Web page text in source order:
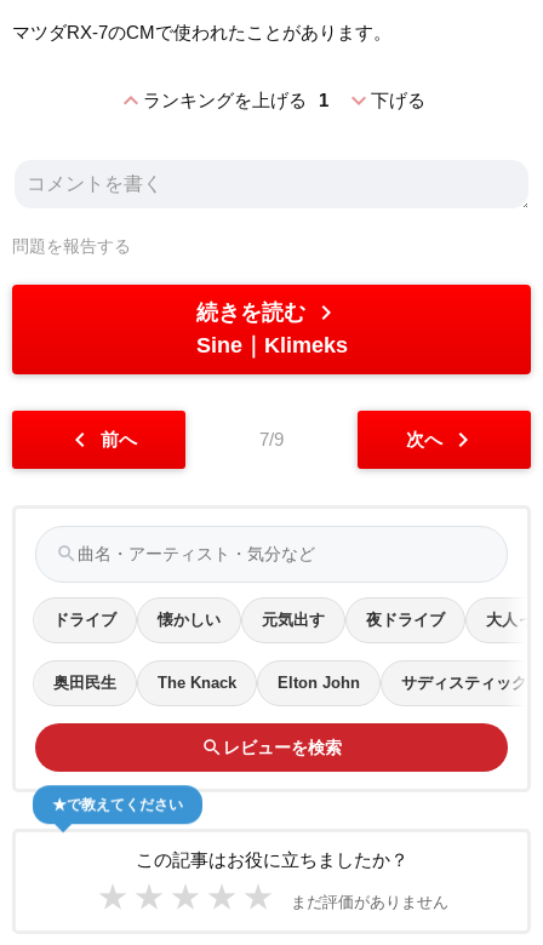
マツダRX-7のCMで使われたことがあります。
expand_lessランキングを上げる 1 expand_more下げる
問題を報告する
続きを読む chevron_right
Sine Klimeks
chevron_left 前へ 7/9 次へ chevron_right
search
ドライブ 懐かしい 元気出す 夜ドライブ 大人っ
奥田民生 The Knack Elton John サディスティック
search レビューを検索
この記事はお役に立ちましたか？
★ ★ ★ ★ ★ まだ評価がありません
★で教えてください